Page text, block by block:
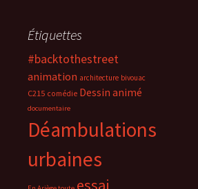
Étiquettes
#backtothestreet
animation architecture bivouac
C215 comédie Dessin animé
documentaire
Déambulations
urbaines
essai